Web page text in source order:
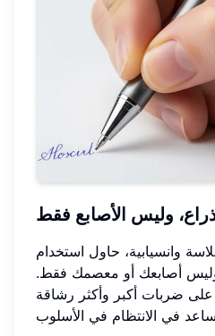
وليس الأصابع فقط
وانسيابية، حاول استخدام
وليس أصابعك أو معصمك فقط.
ضربات أكبر وأكثر رشاقة